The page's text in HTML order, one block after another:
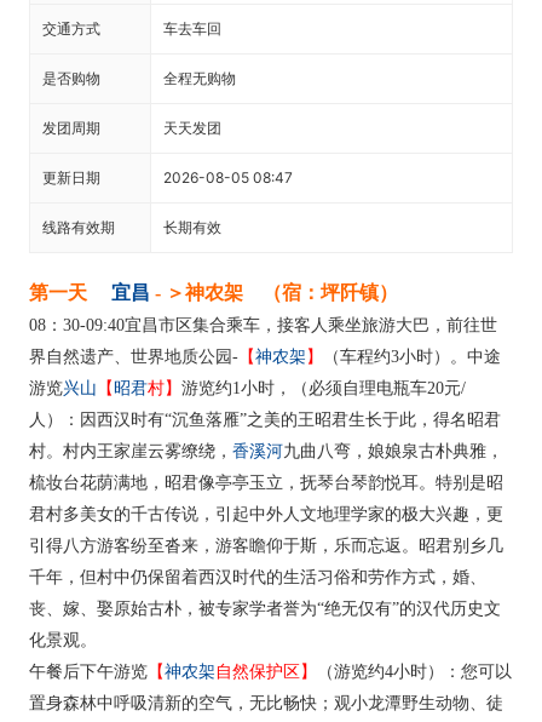
交通方式 车去车回
是否购物 全程无购物
发团周期 天天发团
更新日期 2026-08-05 08:47
线路有效期 长期有效
第一天 宜昌 - ＞神农架 （宿：坪阡镇）
08：30-09:40宜昌市区集合乘车，接客人乘坐旅游大巴，前往世
界自然遗产、世界地质公园- 【神农架】
（车程约3小时）。中途
游览兴山 【昭君村】 游览约1小时，（必须自理电瓶车20元/
人）：因西汉时有“沉鱼落雁”之美的王昭君生长于此，得名昭君
村。村内王家崖云雾缭绕， 香溪河九曲八弯，娘娘泉古朴典雅，
梳妆台花荫满地，昭君像亭亭玉立，抚琴台琴韵悦耳。特别是昭
君村多美女的千古传说，引起中外人文地理学家的极大兴趣，更
引得八方游客纷至沓来，游客瞻仰于斯，乐而忘返。昭君别乡几
千年，但村中仍保留着西汉时代的生活习俗和劳作方式，婚、
丧、嫁、娶原始古朴，被专家学者誉为“绝无仅有”的汉代历史文
化景观。
午餐后下午游览 【神农架自然保护区】
（游览约4小时）：您可以
置身森林中呼吸清新的空气，无比畅快；观小龙潭野生动物、徒